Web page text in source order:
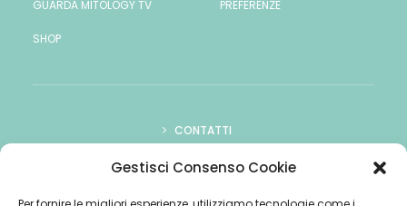
Gestisci Consenso Cookie
GUARDA MITOLOGY TV
SHOP
PREFERENZE
CONTATTI
COME ASCOLTARCI
PUBBLICITÀ